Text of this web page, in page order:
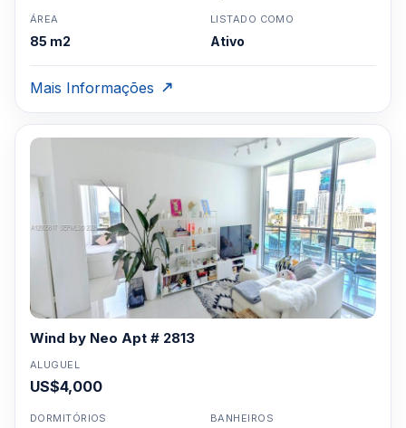
ÁREA
85 m2
LISTADO COMO
Ativo
Mais Informações
Wind by Neo Apt # 2813
ALUGUEL
US$4,000
DORMITÓRIOS BANHEIROS